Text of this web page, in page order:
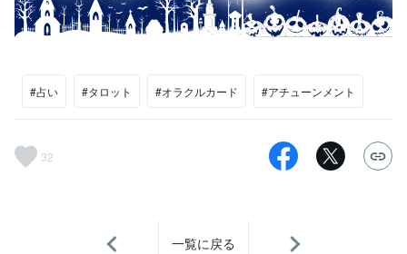
#占い #タロット #オラクルカード #アチューンメント
32
一覧に戻る